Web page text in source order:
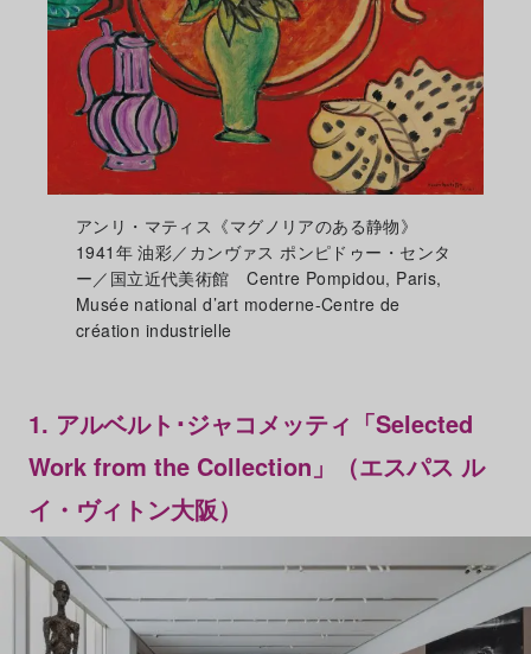
アンリ・マティス《マグノリアのある静物》
1941年 油彩／カンヴァス ポンピドゥー・センタ
ー／国立近代美術館 Centre Pompidou, Paris,
Musée national d’art moderne-Centre de
création industrielle
1. アルベルト･ジャコメッティ「Selected
Work from the Collection」（エスパス ル
イ・ヴィトン大阪）